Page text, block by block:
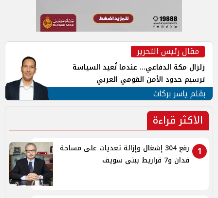
مقال رئيس التحرير
زلزال مكة الدفاعي... عندما تُعيد السياسة
ترسيم حدود الأمن القومي العربي
بقلم ياسر بركات
الأكثر قراءة
1
رفع 304 إشغال وإزالة تعديات على مساحة
فدان و7 قراريط ببنى سويف